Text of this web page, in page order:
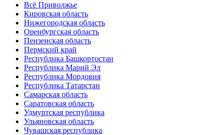
Всё Приволжье
Кировская область
Нижегородская область
Оренбургская область
Пензенская область
Пермский край
Республика Башкортостан
Республика Марий Эл
Республика Мордовия
Республика Татарстан
Самарская область
Саратовская область
Удмуртская республика
Ульяновская область
Чувашская республика